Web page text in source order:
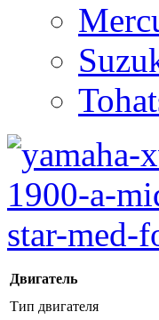
Двигатель
Тип двигателя